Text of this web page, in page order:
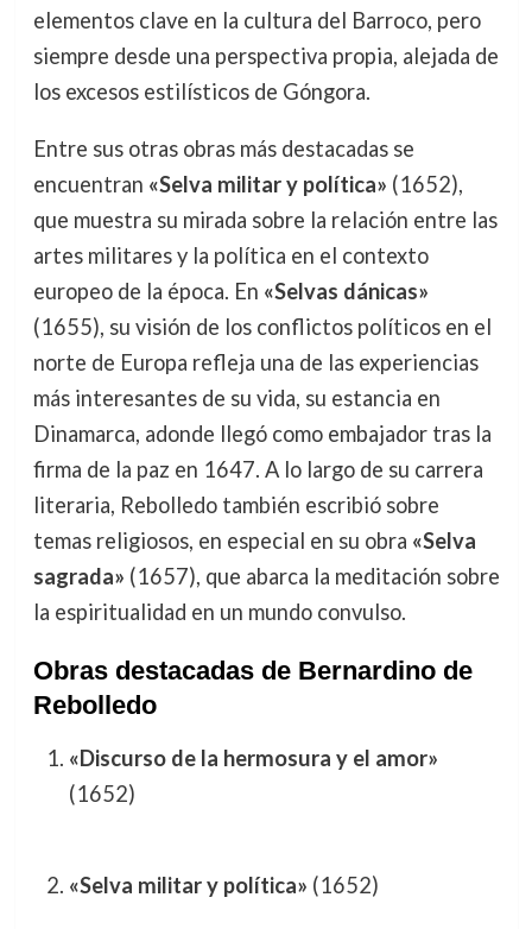
elementos clave en la cultura del Barroco, pero
siempre desde una perspectiva propia, alejada de
los excesos estilísticos de Góngora.
Entre sus otras obras más destacadas se
encuentran «Selva militar y política» (1652),
que muestra su mirada sobre la relación entre las
artes militares y la política en el contexto
europeo de la época. En «Selvas dánicas»
(1655), su visión de los conflictos políticos en el
norte de Europa refleja una de las experiencias
más interesantes de su vida, su estancia en
Dinamarca, adonde llegó como embajador tras la
firma de la paz en 1647. A lo largo de su carrera
literaria, Rebolledo también escribió sobre
temas religiosos, en especial en su obra «Selva
sagrada» (1657), que abarca la meditación sobre
la espiritualidad en un mundo convulso.
Obras destacadas de Bernardino de
Rebolledo
«Discurso de la hermosura y el amor»
(1652)
«Selva militar y política» (1652)